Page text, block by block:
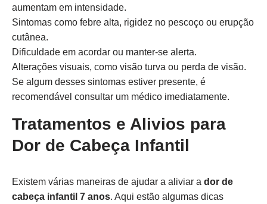
aumentam em intensidade.
Sintomas como febre alta, rigidez no pescoço ou erupção
cutânea.
Dificuldade em acordar ou manter-se alerta.
Alterações visuais, como visão turva ou perda de visão.
Se algum desses sintomas estiver presente, é
recomendável consultar um médico imediatamente.
Tratamentos e Alivios para
Dor de Cabeça Infantil
Existem várias maneiras de ajudar a aliviar a dor de
cabeça infantil 7 anos. Aqui estão algumas dicas